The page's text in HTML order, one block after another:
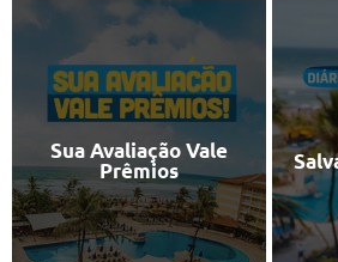
Sua Avaliação Vale
Prêmios